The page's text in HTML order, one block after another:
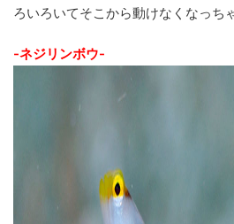
ろいろいてそこから動けなくなっち
-ネジリンボウ-